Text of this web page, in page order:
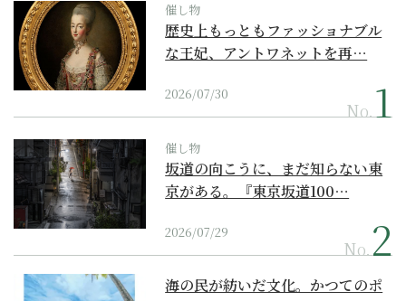
催し物
歴史上もっともファッショナブル
な王妃、アントワネットを再…
2026/07/30
No.
催し物
坂道の向こうに、まだ知らない東
京がある。『東京坂道100…
2026/07/29
No.
海の民が紡いだ文化。かつてのポ